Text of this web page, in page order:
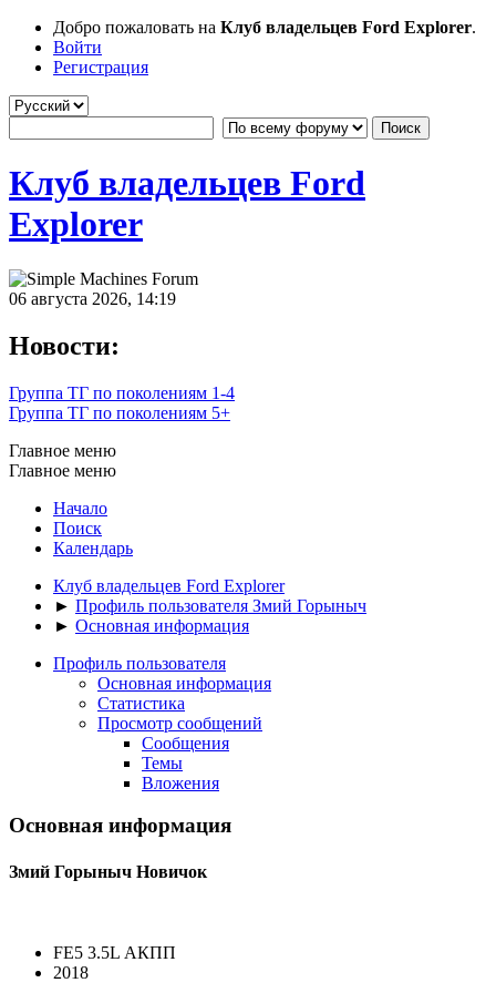
Добро пожаловать на Клуб владельцев Ford Explorer.
Войти
Регистрация
Клуб владельцев Ford
Explorer
06 августа 2026, 14:19
Новости:
Группа ТГ по поколениям 1-4
Группа ТГ по поколениям 5+
Главное меню
Главное меню
Начало
Поиск
Календарь
Клуб владельцев Ford Explorer
► Профиль пользователя Змий Горыныч
► Основная информация
Профиль пользователя
Основная информация
Статистика
Просмотр сообщений
Сообщения
Темы
Вложения
Основная информация
Змий Горыныч Новичок
FE5 3.5L АКПП
2018